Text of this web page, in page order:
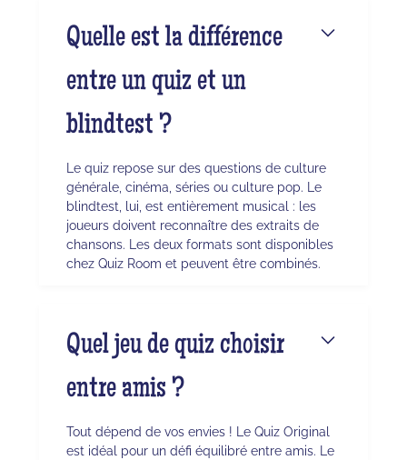
Quelle est la différence
entre un quiz et un
blindtest ?
Le quiz repose sur des questions de culture
générale, cinéma, séries ou culture pop. Le
blindtest, lui, est entièrement musical : les
joueurs doivent reconnaître des extraits de
chansons. Les deux formats sont disponibles
chez Quiz Room et peuvent être combinés.
Quel jeu de quiz choisir
entre amis ?
Tout dépend de vos envies ! Le Quiz Original
est idéal pour un défi équilibré entre amis. Le